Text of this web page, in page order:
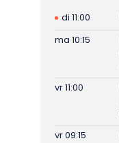
di 11:00
ma 10:15
vr 11:00
vr 09:15